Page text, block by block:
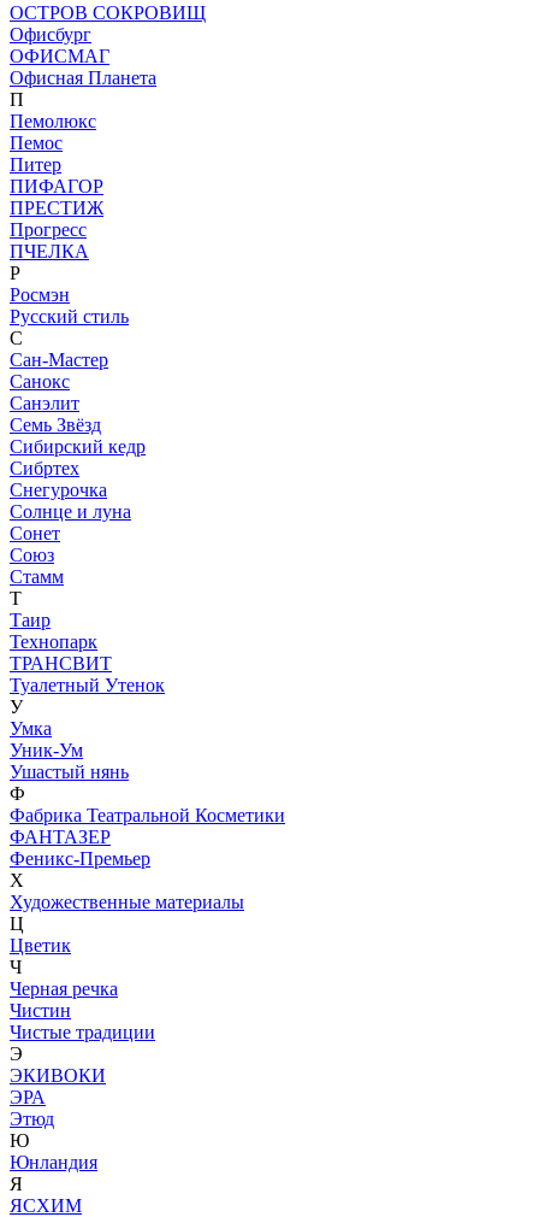
ОСТРОВ СОКРОВИЩ
Офисбург
ОФИСМАГ
Офисная Планета
П
Пемолюкс
Пемос
Питер
ПИФАГОР
ПРЕСТИЖ
Прогресс
ПЧЕЛКА
Р
Росмэн
Русский стиль
С
Сан-Мастер
Санокс
Санэлит
Семь Звёзд
Сибирский кедр
Сибртех
Снегурочка
Солнце и луна
Сонет
Союз
Стамм
Т
Таир
Технопарк
ТРАНСВИТ
Туалетный Утенок
У
Умка
Уник-Ум
Ушастый нянь
Ф
Фабрика Театральной Косметики
ФАНТАЗЕР
Феникс-Премьер
Х
Художественные материалы
Ц
Цветик
Ч
Черная речка
Чистин
Чистые традиции
Э
ЭКИВОКИ
ЭРА
Этюд
Ю
Юнландия
Я
ЯСХИМ